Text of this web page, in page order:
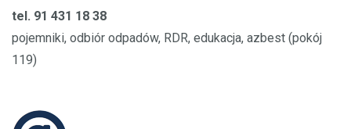
tel. 91 431 18 38
pojemniki, odbiór odpadów, RDR, edukacja, azbest (pokój
119)